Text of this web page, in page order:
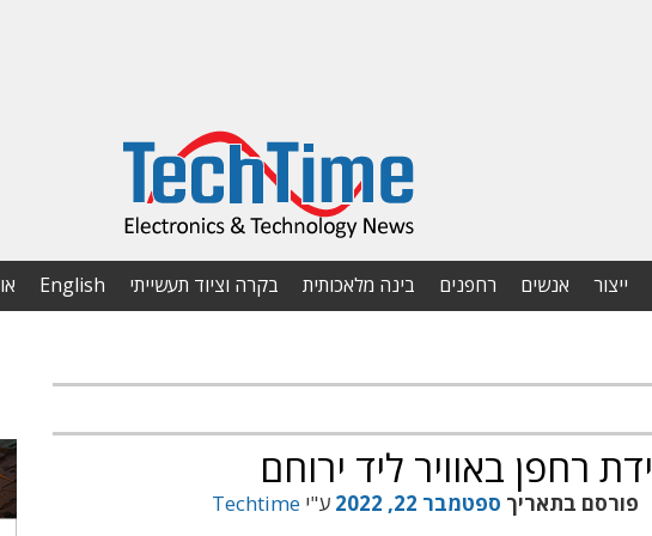
ייצור אנשים רחפנים בינה מלאכותית בקרה וציוד תעשייתי English
רחפן באוויר ליד ירוחם
פורסם בתאריך ספטמבר 22, 2022 ע"י Techtime